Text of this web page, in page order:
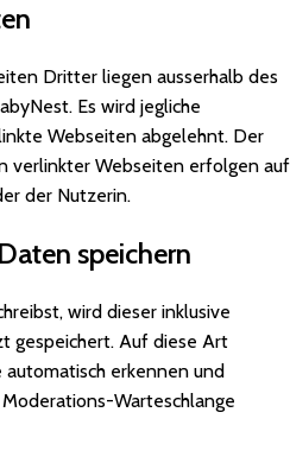
Dritter liegen ausserhalb des
Es wird jegliche
Webseiten abgelehnt. Der
verlinkter Webseiten erfolgen auf
der Nutzerin.
speichern
wird dieser inklusive
gespeichert. Auf diese Art
erkennen und
Warteschlange